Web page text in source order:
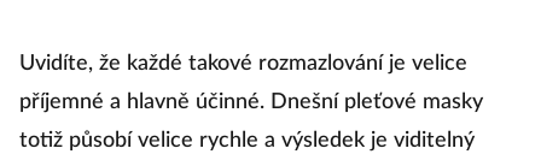
Uvidíte, že každé takové rozmazlování je velice
příjemné a hlavně účinné. Dnešní pleťové masky
totiž působí velice rychle a výsledek je viditelný